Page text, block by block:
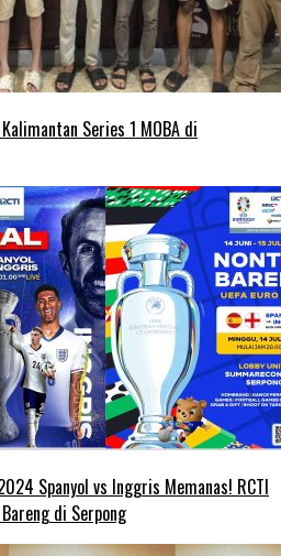
Series 1 MOBA di
2024 Spanyol vs Inggris Memanas! RCTI
di Serpong